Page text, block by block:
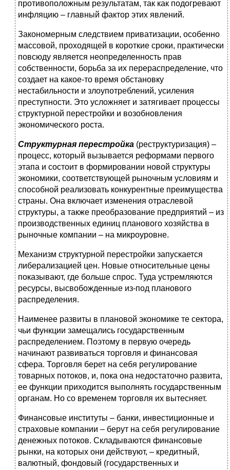
противоположным результатам, так как подогревают
инфляцию – главный фактор этих явлений.
Закономерным следствием приватизации, особенно
массовой, проходящей в короткие сроки, практически
повсюду является неопределенность прав
собственности, борьба за их перераспределение, что
создает на какое-то время обстановку
нестабильности и злоупотреблений, усиления
преступности. Это усложняет и затягивает процессы
структурной перестройки и возобновления
экономического роста.
Структурная перестройка (реструктуризация) –
процесс, который вызывается реформами первого
этапа и состоит в формировании новой структуры
экономики, соответствующей рыночным условиям и
способной реализовать конкурентные преимущества
страны. Она включает изменения отраслевой
структуры, а также преобразование предприятий – из
производственных единиц планового хозяйства в
рыночные компании – на микроуровне.
Механизм структурной перестройки запускается
либерализацией цен. Новые относительные цены
показывают, где больше спрос. Туда устремляются
ресурсы, высвобожденные из-под планового
распределения.
Наименее развиты в плановой экономике те сектора,
чьи функции замещались государственным
распределением. Поэтому в первую очередь
начинают развиваться торговля и финансовая
сфера. Торговля берет на себя регулирование
товарных потоков, и, пока она недостаточно развита,
ее функции приходится выполнять государственным
органам. Но со временем торговля их вытесняет.
Финансовые институты – банки, инвестиционные и
страховые компании – берут на себя регулирование
денежных потоков. Складываются финансовые
рынки, на которых они действуют, – кредитный,
валютный, фондовый (государственных и